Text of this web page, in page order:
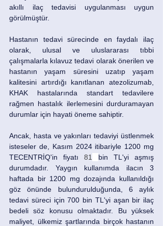
akıllı ilaç tedavisi uygulanması uygun
görülmüştür.
Hastanın tedavi sürecinde en faydalı ilaç
olarak, ulusal ve uluslararası tıbbi
çalışmalarla kılavuz tedavi olarak önerilen ve
hastanın yaşam süresini uzatıp yaşam
kalitesini artırdığı kanıtlanan atezolizumab,
KHAK hastalarında standart tedavilere
rağmen hastalık ilerlemesini durduramayan
durumlar için hayati öneme sahiptir.
Ancak, hasta ve yakınları tedaviyi üstlenmek
isteseler de, Kasım 2024 itibariyle 1200 mg
TECENTRİQ'in fiyatı 81
bin TL'yi aşmış
durumdadır. Yaygın kullanımda ilacın 3
haftada bir 1200 mg dozajında kullanıldığı
göz önünde bulundurulduğunda, 6 aylık
tedavi süreci için 700 bin TL'yi aşan bir ilaç
bedeli söz konusu olmaktadır. Bu yüksek
maliyet, ülkemiz şartlarında birçok hastanın